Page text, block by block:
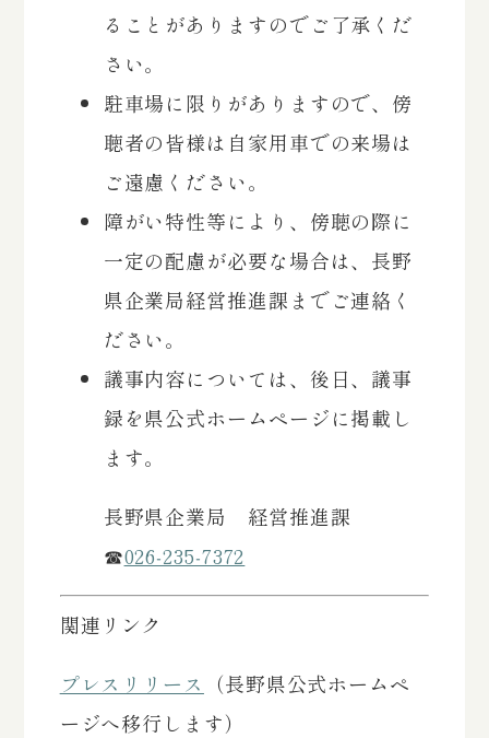
ることがありますのでご了承くだ
さい。
駐車場に限りがありますので、傍
聴者の皆様は自家用車での来場は
ご遠慮ください。
障がい特性等により、傍聴の際に
一定の配慮が必要な場合は、長野
県企業局経営推進課までご連絡く
ださい。
議事内容については、後日、議事
録を県公式ホームページに掲載し
ます。
長野県企業局 経営推進課
☎026‐235‐7372
関連リンク
プレスリリース
（長野県公式ホームペ
ージへ移行します）